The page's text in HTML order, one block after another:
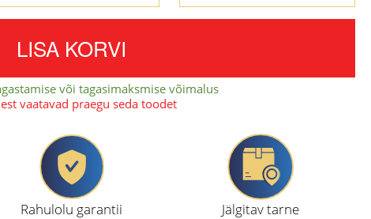
LISA KORVI
või tagasimaksmise võimalus
vaatavad praegu seda toodet
Rahulolu garantii Jälgitav tarne